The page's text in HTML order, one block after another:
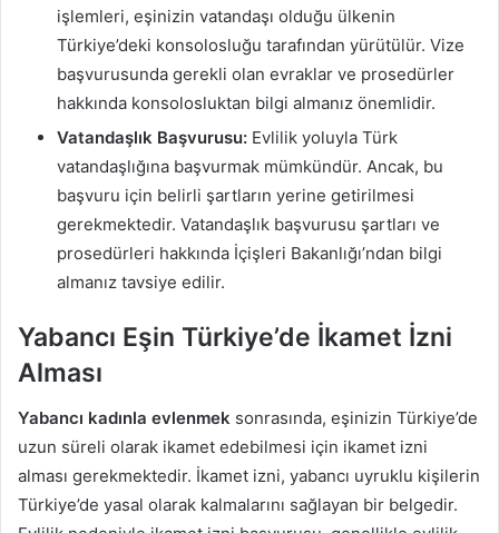
işlemleri, eşinizin vatandaşı olduğu ülkenin
Türkiye’deki konsolosluğu tarafından yürütülür. Vize
başvurusunda gerekli olan evraklar ve prosedürler
hakkında konsolosluktan bilgi almanız önemlidir.
Vatandaşlık Başvurusu: Evlilik yoluyla Türk
vatandaşlığına başvurmak mümkündür. Ancak, bu
başvuru için belirli şartların yerine getirilmesi
gerekmektedir. Vatandaşlık başvurusu şartları ve
prosedürleri hakkında İçişleri Bakanlığı’ndan bilgi
almanız tavsiye edilir.
Yabancı Eşin Türkiye’de İkamet İzni
Alması
Yabancı kadınla evlenmek sonrasında, eşinizin Türkiye’de
uzun süreli olarak ikamet edebilmesi için ikamet izni
alması gerekmektedir. İkamet izni, yabancı uyruklu kişilerin
Türkiye’de yasal olarak kalmalarını sağlayan bir belgedir.